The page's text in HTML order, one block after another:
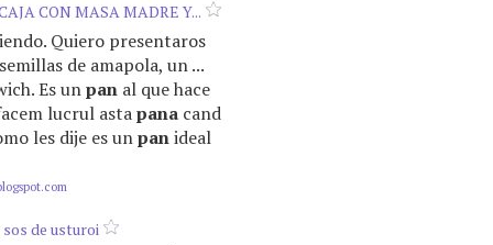
CON MASA MADRE Y...
Quiero presentaros
de amapola, un ...
Es unpan al que hace
lucrul astapana cand
les dije es unpanideal
de usturoi